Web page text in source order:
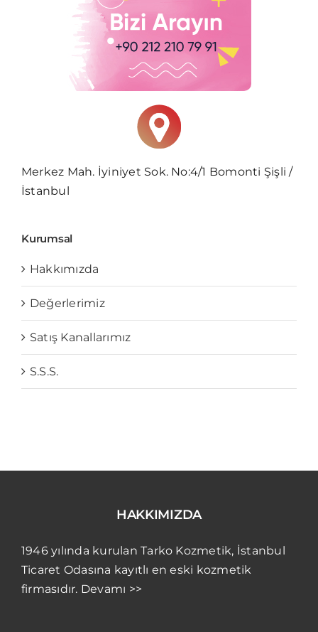
Merkez Mah. İyiniyet Sok. No:4/1 Bomonti Şişli /
İstanbul
Kurumsal
Hakkımızda
Değerlerimiz
Satış Kanallarımız
S.S.S.
HAKKIMIZDA
1946 yılında kurulan Tarko Kozmetik, İstanbul
Ticaret Odasına kayıtlı en eski kozmetik
firmasıdır. Devamı >>